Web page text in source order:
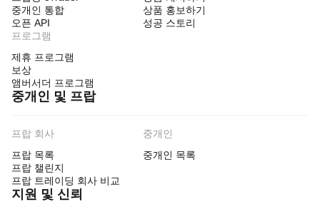
중개인 통합
오픈 API
상품 홍보하기
성공 스토리
프로그램
제휴 프로그램
보상
앰버서더 프로그램
중개인 및 프랍
프랍 회사
프랍 목록
프랍 챌린지
프랍 트레이딩 회사 비교
중개인
중개인 목록
지원 및 신뢰